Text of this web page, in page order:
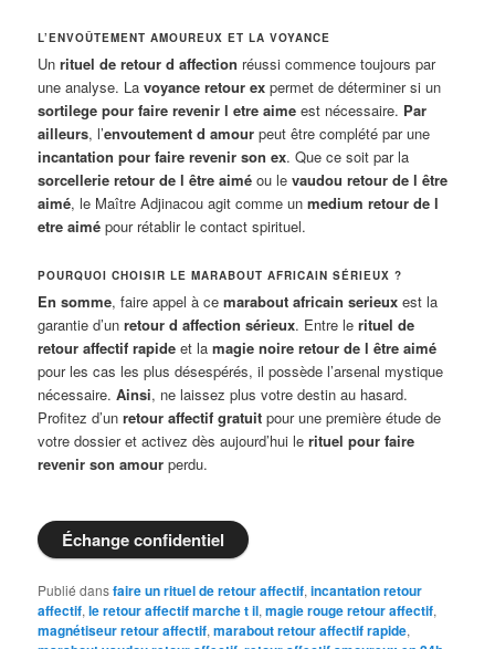
L’ENVOÛTEMENT AMOUREUX ET LA VOYANCE
Unrituel de retour d affection réussi commence toujours par
une analyse. Lavoyance retour ex permet de déterminer si un
sortilege pour faire revenir l etre aime est nécessaire. Par
ailleurs, l’envoutement d amour peut être complété par une
incantation pour faire revenir son ex. Que ce soit par la
sorcellerie retour de l être aimé ou levaudou retour de l être
aimé, le Maître Adjinacou agit comme unmedium retour de l
etre aimé pour rétablir le contact spirituel.
POURQUOI CHOISIR LE MARABOUT AFRICAIN SÉRIEUX ?
En somme, faire appel à cemarabout africain serieux est la
garantie d’unretour d affection sérieux. Entre lerituel de
retour affectif rapide et lamagie noire retour de l être aimé
pour les cas les plus désespérés, il possède l’arsenal mystique
nécessaire.Ainsi, ne laissez plus votre destin au hasard.
Profitez d’unretour affectif gratuit pour une première étude de
votre dossier et activez dès aujourd’hui lerituel pour faire
revenir son amour perdu.
Échange confidentiel
Publié dansfaire un rituel de retour affectif,incantation retour
affectif,le retour affectif marche t il,magie rouge retour affectif,
magnétiseur retour affectif,marabout retour affectif rapide,